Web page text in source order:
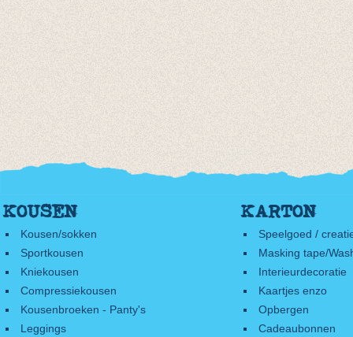
KOUSEN
Kousen/sokken
Sportkousen
Kniekousen
Compressiekousen
Kousenbroeken - Panty's
Leggings
KARTON
Speelgoed /
Masking tape/
Interieurdecoratie
Kaartjes enzo
Opbergen
Cadeaubonnen